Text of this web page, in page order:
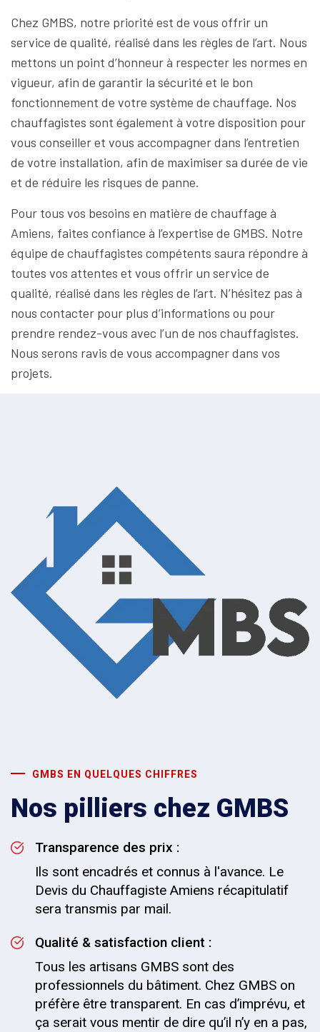
Chez GMBS, notre priorité est de vous offrir un
service de qualité, réalisé dans les règles de l’art. Nous
mettons un point d’honneur à respecter les normes en
vigueur, afin de garantir la sécurité et le bon
fonctionnement de votre système de chauffage. Nos
chauffagistes sont également à votre disposition pour
vous conseiller et vous accompagner dans l’entretien
de votre installation, afin de maximiser sa durée de vie
et de réduire les risques de panne.
Pour tous vos besoins en matière de chauffage à
Amiens, faites confiance à l’expertise de GMBS. Notre
équipe de chauffagistes compétents saura répondre à
toutes vos attentes et vous offrir un service de
qualité, réalisé dans les règles de l’art. N’hésitez pas à
nous contacter pour plus d’informations ou pour
prendre rendez-vous avec l’un de nos chauffagistes.
Nous serons ravis de vous accompagner dans vos
projets.
GMBS EN QUELQUES CHIFFRES
Nos pilliers chez GMBS
Transparence des prix :
Ils sont encadrés et connus à l'avance. Le
Devis du Chauffagiste Amiens récapitulatif
sera transmis par mail.
Qualité & satisfaction client :
Tous les artisans GMBS sont des
professionnels du bâtiment. Chez GMBS on
préfère être transparent. En cas d’imprévu, et
ça serait vous mentir de dire qu’il n’y en a pas,